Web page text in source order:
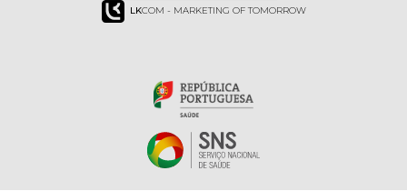
LKCOM - MARKETING OF TOMORROW